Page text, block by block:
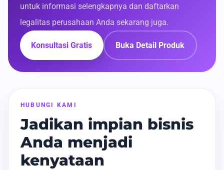
untuk informasi selengkapnya dan daftarkan
legalitas perusahaan Anda sekarang juga.
Konsultasi Gratis Buka Detail Produk
HUBUNGI KAMI
Jadikan impian bisnis
Anda menjadi
kenyataan